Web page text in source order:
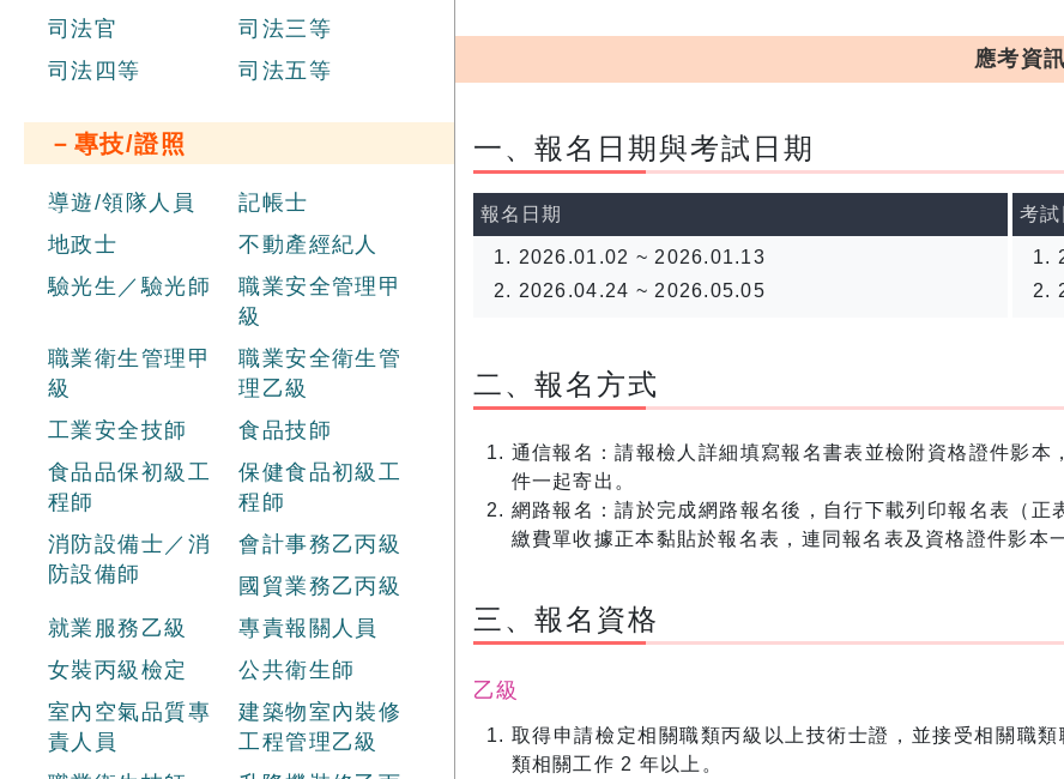
司法官
司法三等
司法四等
司法五等
－專技/證照
導遊/領隊人員
記帳士
地政士
不動產經紀人
驗光生／驗光師
職業安全管理甲
級
職業衛生管理甲
級
職業安全衛生管
理乙級
工業安全技師
食品技師
食品品保初級工
程師
保健食品初級工
程師
消防設備士／消
防設備師
會計事務乙丙級
國貿業務乙丙級
就業服務乙級
專責報關人員
女裝丙級檢定
公共衛生師
室內空氣品質專
責人員
建築物室內裝修
工程管理乙級
應考資訊
一、報名日期與考試日期
報名日期
2026.01.02 ~ 2026.01.13
2026.04.24 ~ 2026.05.05
考試
二、報名方式
通信報名：請報檢人詳細填寫報名書表並檢附資格證件影
件一起寄出。
網路報名：請於完成網路報名後，自行下載列印報名表（
繳費單收據正本黏貼於報名表，連同報名表及資格證件影本
三、報名資格
乙級
取得申請檢定相關職類丙級以上技術士證，並接受相關職
類相關工作 2 年以上。